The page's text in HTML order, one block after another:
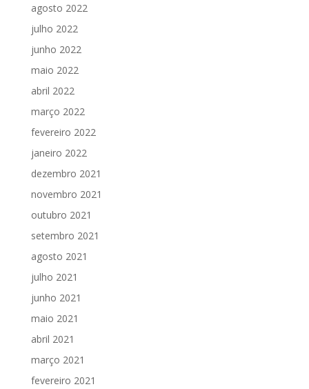
agosto 2022
julho 2022
junho 2022
maio 2022
abril 2022
março 2022
fevereiro 2022
janeiro 2022
dezembro 2021
novembro 2021
outubro 2021
setembro 2021
agosto 2021
julho 2021
junho 2021
maio 2021
abril 2021
março 2021
fevereiro 2021